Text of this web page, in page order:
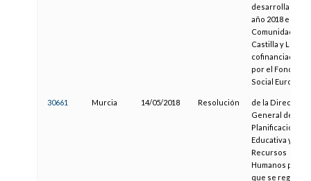
desarrollar en
año 2018 en la
Comunidad de
Castilla y León,
cofinanciadas
por el Fondo
Social Europeo
30661 Murcia 14/05/2018 Resolución
de la Dirección
General de
Planificación
Educativa y
Recursos
Humanos por la
que se regulan